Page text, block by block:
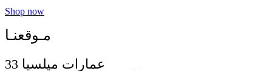
Shop now